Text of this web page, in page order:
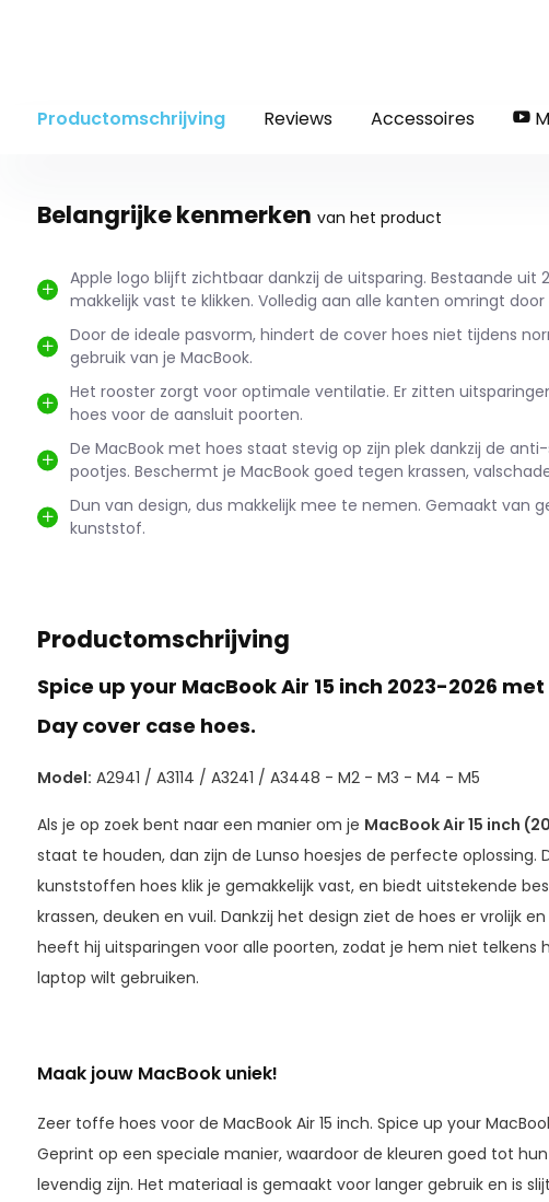
Productomschrijving Reviews Accessoires
Belangrijke kenmerken van het product
Apple logo blijft zichtbaar dankzij de uitsparing. Bestaande uit
makkelijk vast te klikken. Volledig aan alle kanten omringt door
Door de ideale pasvorm, hindert de cover hoes niet tijdens
gebruik van je MacBook.
Het rooster zorgt voor optimale ventilatie. Er zitten
hoes voor de aansluit poorten.
De MacBook met hoes staat stevig op zijn plek dankzij de
pootjes. Beschermt je MacBook goed tegen krassen,
Dun van design, dus makkelijk mee te nemen. Gemaakt van
kunststof.
Productomschrijving
Spice up your MacBook Air 15 inch 2023-2026
Day cover case hoes.
Model: A2941 / A3114 / A3241 / A3448 - M2 - M3 - M4 - M5
Als je op zoek bent naar een manier om je MacBook Air 15 inch
staat te houden, dan zijn de Lunso hoesjes de perfecte oplossing.
kunststoffen hoes klik je gemakkelijk vast, en biedt uitstekende
krassen, deuken en vuil. Dankzij het design ziet de hoes er vrolijk
heeft hij uitsparingen voor alle poorten, zodat je hem niet telkens
laptop wilt gebruiken.
Maak jouw MacBook uniek!
Zeer toffe hoes voor de MacBook Air 15 inch. Spice up your
Geprint op een speciale manier, waardoor de kleuren goed tot
levendig zijn. Het materiaal is gemaakt voor langer gebruik en is